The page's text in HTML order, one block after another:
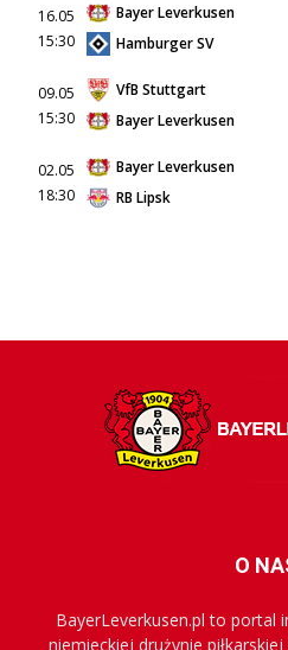
16.05
15:30
Bayer Leverkusen
Hamburger SV
09.05
15:30
VfB Stuttgart
Bayer Leverkusen
02.05
18:30
Bayer Leverkusen
RB Lipsk
O
BayerLeverkusen.pl to portal
niemieckiej drużynie